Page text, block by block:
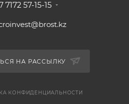
7172 57-15-15
НА РАССЫЛКУ
КОНФИДЕНЦИАЛЬНОСТИ